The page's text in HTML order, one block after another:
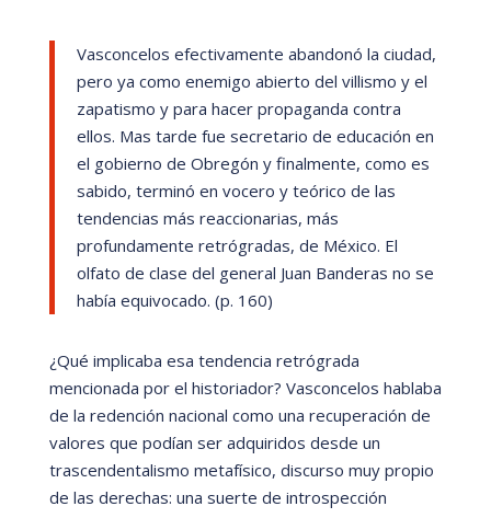
Vasconcelos efectivamente abandonó la ciudad,
pero ya como enemigo abierto del villismo y el
zapatismo y para hacer propaganda contra
ellos. Mas tarde fue secretario de educación en
el gobierno de Obregón y finalmente, como es
sabido, terminó en vocero y teórico de las
tendencias más reaccionarias, más
profundamente retrógradas, de México. El
olfato de clase del general Juan Banderas no se
había equivocado. (p. 160)
¿Qué implicaba esa tendencia retrógrada
mencionada por el historiador? Vasconcelos hablaba
de la redención nacional como una recuperación de
valores que podían ser adquiridos desde un
trascendentalismo metafísico, discurso muy propio
de las derechas: una suerte de introspección